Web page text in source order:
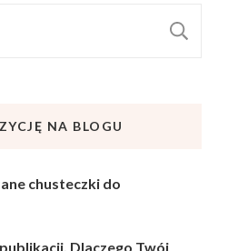
NA BLOGU
chusteczki do
Dlaczego Twój